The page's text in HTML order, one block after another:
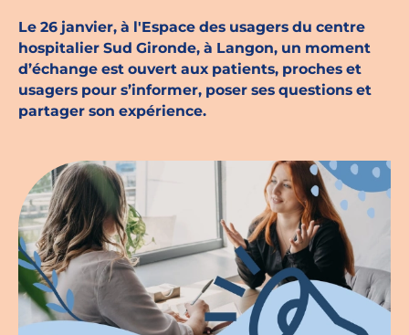
Nous soutenir
Actualités
Espace chercheurs
Mon compte
Le 26 janvier, à l'Espace des usagers du centre
hospitalier Sud Gironde, à Langon, un moment
d’échange est ouvert aux patients, proches et
usagers pour s’informer, poser ses questions et
partager son expérience.